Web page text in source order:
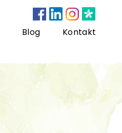
Blog Kontakt